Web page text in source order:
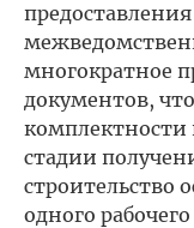
многократное
документов,
комплектности
стадии
строительство
одного